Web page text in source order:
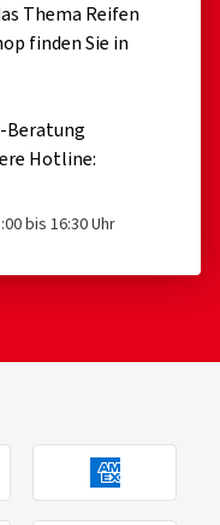
Thema Reifen
finden Sie in
Beratung
Hotline:
bis 16:30 Uhr